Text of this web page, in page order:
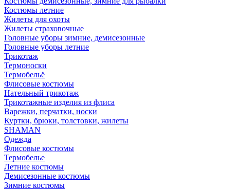
Костюмы летние
Жилеты для охоты
Жилеты страховочные
Головные уборы зимние, демисезонные
Головные уборы летние
Трикотаж
Термоноски
Термобельё
Флисовые костюмы
Нательный трикотаж
Трикотажные изделия из флиса
Варежки, перчатки, носки
Куртки, брюки, толстовки, жилеты
SHAMAN
Одежда
Флисовые костюмы
Термобелье
Летние костюмы
Демисезонные костюмы
Зимние костюмы